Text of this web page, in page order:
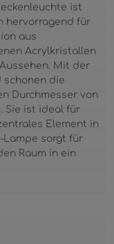
ist
hervorragend für
aus
Acrylkristallen
Mit der
schonen die
Durchmesser von
Sie ist ideal für
Element in
Lampe sorgt für
Raum in ein